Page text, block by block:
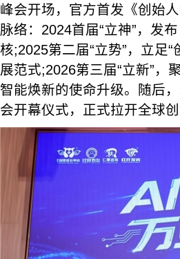
峰会开场，官方首发《创始
脉络：2024首届“立神”，发
核;2025第二届“立势”，立足
展范式;2026第三届“立新”，
智能焕新的使命升级。随后
会开幕仪式，正式拉开全球